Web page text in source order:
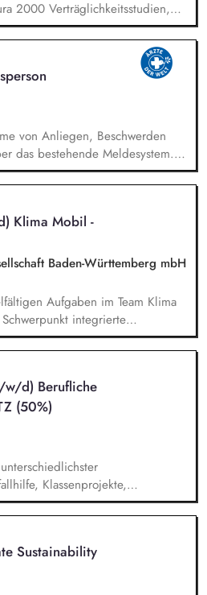
2000 Verträglichkeitsstudien,
und LBP) in einem
Umweltgutachtern und
und Durchführung von
und Umweltbehörden
und Qualitätssicherung der
Begleitung von
naturschutzfachlichen
und Koordination der
Einwendungen aus
von Anliegen, Beschwerden
das bestehende Meldesystem.
Unterstützung bei
und Durchführung von
Mitwirkung an der
Verhaltenskodizes und dem
offenen Feedback- und
der Organisation.
Klima Mobil -
Baden-Württemberg mbH
Aufgaben im Team Klima
integrierte
Koordination und
Erstellung von
sowie Websitepflege und -
bei der Vorbereitung und
und Fachveranstaltungen
und Erstellung
Übersichten und
w/d) Berufliche
(50%)
Klassenprojekte,
für Gruppen
mit Schulleitung,
Kooperationspartnern
Schule und Sozialraum
der Schule für das
Persönlichkeit der Schüler*innen
Sustainability